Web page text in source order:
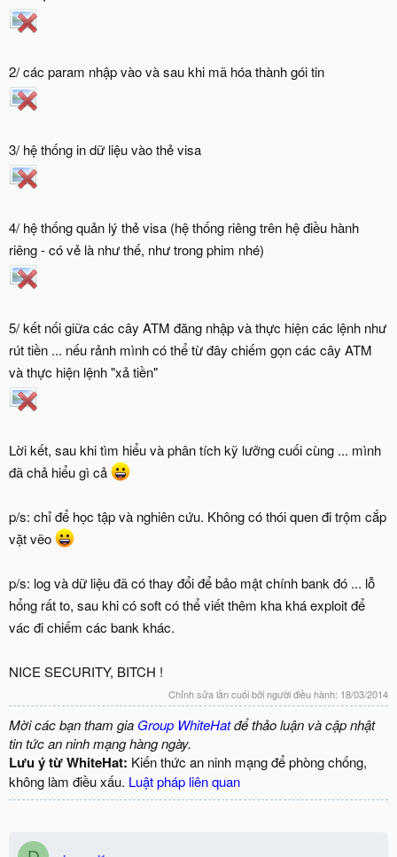
14-03-18 10:03:41 remote download succeeds,term_id:100P0006
2/ các param nhập vào và sau khi mã hóa thành gói tin
3/ hệ thống in dữ liệu vào thẻ visa
4/ hệ thống quản lý thẻ visa (hệ thống riêng trên hệ điều hành
riêng - có vẻ là như thế, như trong phim nhé)
5/ kết nối giữa các cây ATM đăng nhập và thực hiện các lệnh như
rút tiền ... nếu rảnh mình có thể từ đây chiếm gọn các cây ATM
và thực hiện lệnh "xả tiền"
Lời kết, sau khi tìm hiểu và phân tích kỹ lưỡng cuối cùng ... mình
đã chả hiểu gì cả
p/s: chỉ để học tập và nghiên cứu. Không có thói quen đi trộm cắp
vặt vẽo
p/s: log và dữ liệu đã có thay đổi để bảo mật chính bank đó ... lỗ
hổng rất to, sau khi có soft có thể viết thêm kha khá exploit để
vác đi chiếm các bank khác.
NICE SECURITY, BITCH !
Chỉnh sửa lần cuối bởi người điều hành: 18/03/2014
Mời các bạn tham gia Group WhiteHatđể thảo luận và cập nhật
tin tức an ninh mạng hàng ngày.
Lưu ý từ WhiteHat: Kiến thức an ninh mạng để phòng chống,
không làm điều xấu. Luật pháp liên quan